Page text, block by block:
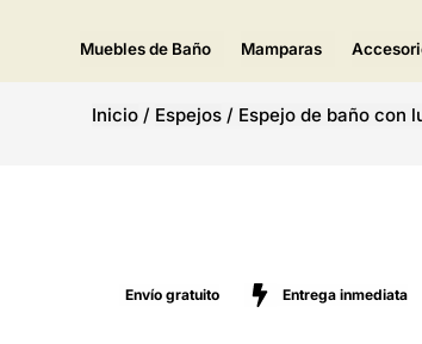
Muebles de Baño Mamparas
Inicio / Espejos / Espejo de baño con
Envío gratuito Entrega inmediata